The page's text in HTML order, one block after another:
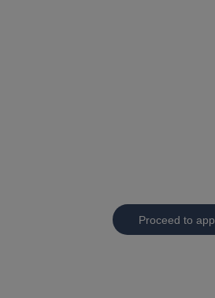
Proceed to app